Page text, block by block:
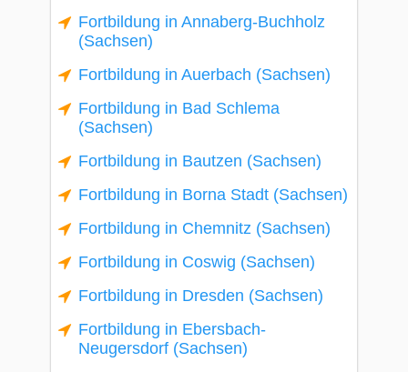
Fortbildung in Annaberg-Buchholz
(Sachsen)
Fortbildung in Auerbach (Sachsen)
Fortbildung in Bad Schlema
(Sachsen)
Fortbildung in Bautzen (Sachsen)
Fortbildung in Borna Stadt (Sachsen)
Fortbildung in Chemnitz (Sachsen)
Fortbildung in Coswig (Sachsen)
Fortbildung in Dresden (Sachsen)
Fortbildung in Ebersbach-
Neugersdorf (Sachsen)